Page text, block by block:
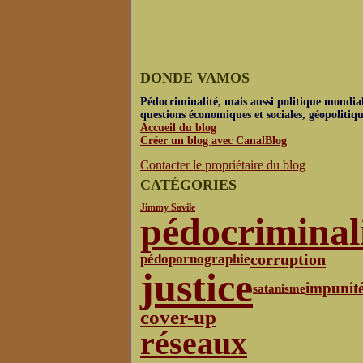
DONDE VAMOS
Pédocriminalité, mais aussi politique
questions économiques et sociales,
Accueil du blog
Créer un blog avec CanalBlog
Contacter le propriétaire du blog
CATÉGORIES
Jimmy Savile
pédopornographiecorruption
justicesatanisme
cover-up
réseaux